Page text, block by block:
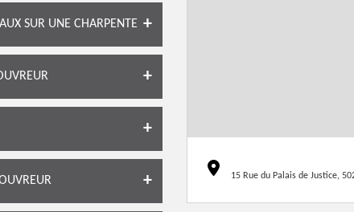
SUR UNE CHARPENTE
15 Rue du Palais de Justice,